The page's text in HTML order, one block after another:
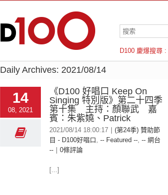
D100 慶爆搜尋 :
羅倫斯
Daily Archives: 2021/08/14
14
08, 2021
《D100 好唱口 Keep On
Singing 特別版》第二十四季
第十集 主持：顏聯武 嘉
賓：朱紫嬈、Patrick
2021/08/14 18:00:17
(第24季) 贊助節
目 - D100好唱口, -- Featured --, -- 網台
--
0條評論
[...]